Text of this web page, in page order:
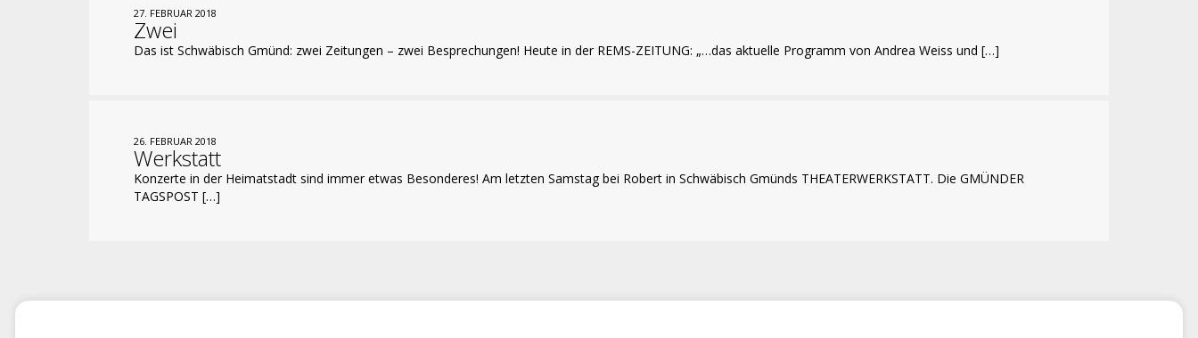
27. FEBRUAR 2018
Zwei
Das ist Schwäbisch Gmünd: zwei Zeitungen – zwei Besprechungen! Heute in der REMS-ZEITUNG: „…das aktuelle Programm von Andrea Weiss und […]
26. FEBRUAR 2018
Werkstatt
Konzerte in der Heimatstadt sind immer etwas Besonderes! Am letzten Samstag bei Robert in Schwäbisch Gmünds THEATERWERKSTATT. Die GMÜNDER
TAGSPOST […]